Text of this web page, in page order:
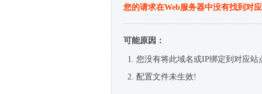
您的请求在Web服务器中没有找到对
可能原因：
您没有将此域名或IP绑定到对应站
配置文件未生效!